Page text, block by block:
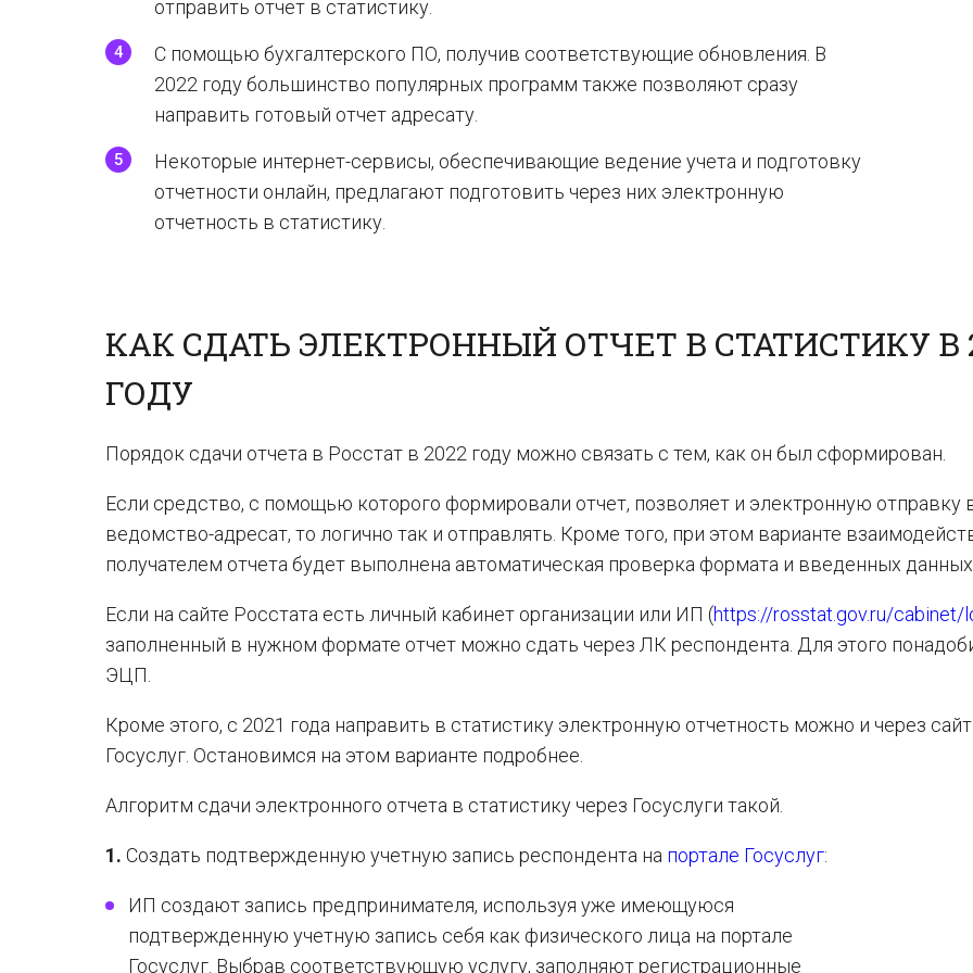
отправить отчет в статистику.
С помощью бухгалтерского ПО, получив соответствующие обновления. В
2022 году большинство популярных программ также позволяют сразу
направить готовый отчет адресату.
Некоторые интернет-сервисы, обеспечивающие ведение учета и подготовку
отчетности онлайн, предлагают подготовить через них электронную
отчетность в статистику.
КАК СДАТЬ ЭЛЕКТРОННЫЙ ОТЧЕТ В СТАТИСТИКУ В
ГОДУ
Порядок сдачи отчета в Росстат в 2022 году можно связать с тем, как он был сформирован.
Если средство, с помощью которого формировали отчет, позволяет и электронную отправку
ведомство-адресат, то логично так и отправлять. Кроме того, при этом варианте
получателем отчета будет выполнена автоматическая проверка формата и введенных
Если на сайте Росстата есть личный кабинет организации или ИП (https://rosstat.gov.ru/cabinet/
заполненный в нужном формате отчет можно сдать через ЛК респондента. Для этого
ЭЦП.
Кроме этого, с 2021 года направить в статистику электронную отчетность можно и через сайт
Госуслуг. Остановимся на этом варианте подробнее.
Алгоритм сдачи электронного отчета в статистику через Госуслуги такой.
1. Создать подтвержденную учетную запись респондента на портале Госуслуг:
ИП создают запись предпринимателя, используя уже имеющуюся
подтвержденную учетную запись себя как физического лица на портале
Госуслуг. Выбрав соответствующую услугу, заполняют регистрационные